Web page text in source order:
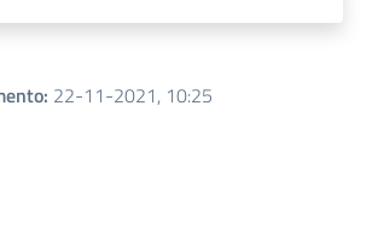
: 22-11-2021, 10:25